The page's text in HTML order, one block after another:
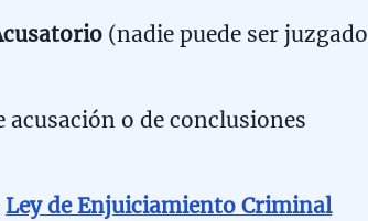
(nadie puede ser juzgado
acusación o de conclusiones
Ley de Enjuiciamiento Criminal